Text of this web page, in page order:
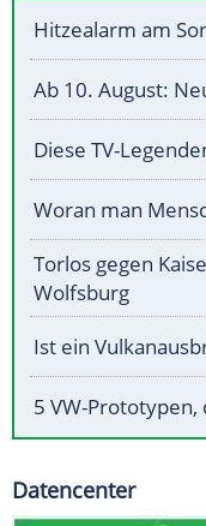
Hitzealarm am
Ab 10. August:
Diese TV-
Woran man
Torlos gegen
Wolfsburg
Ist ein
5 VW-
Datencenter